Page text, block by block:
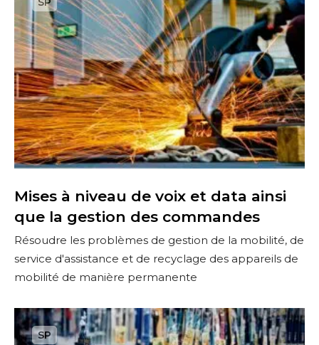
s
I
B
M
e
t
m
a
î
r
i
s
e
d
r
i
s
e
s
à
n
i
v
e
a
d
e
v
o
i
e
t
Mises à niveau de voix et data ainsi
que la gestion des commandes
Résoudre les problèmes de gestion de la mobilité, de
service d'assistance et de recyclage des appareils de
mobilité de manière permanente
R
e